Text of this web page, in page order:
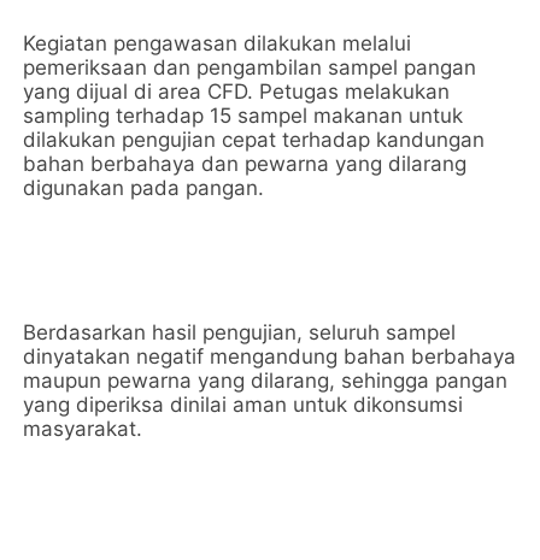
Kegiatan pengawasan dilakukan melalui
pemeriksaan dan pengambilan sampel pangan
yang dijual di area CFD. Petugas melakukan
sampling terhadap 15 sampel makanan untuk
dilakukan pengujian cepat terhadap kandungan
bahan berbahaya dan pewarna yang dilarang
digunakan pada pangan.
Berdasarkan hasil pengujian, seluruh sampel
dinyatakan negatif mengandung bahan berbahaya
maupun pewarna yang dilarang, sehingga pangan
yang diperiksa dinilai aman untuk dikonsumsi
masyarakat.